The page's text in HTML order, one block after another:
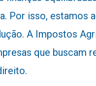
Por isso, estamos
A Impostos
que buscam